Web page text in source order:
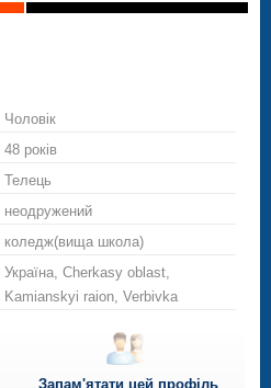
Чоловік
48 років
Телець
неодружений
коледж(вища школа)
Україна, Cherkasy oblast,
Kamianskyi raion, Verbivka
Запам'ятати цей профіль